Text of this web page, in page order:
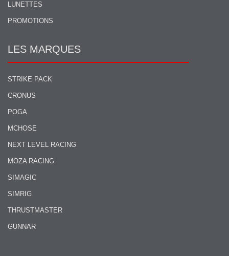
LUNETTES
PROMOTIONS
LES MARQUES
STRIKE PACK
CRONUS
POGA
MCHOSE
NEXT LEVEL RACING
MOZA RACING
SIMAGIC
SIMRIG
THRUSTMASTER
GUNNAR